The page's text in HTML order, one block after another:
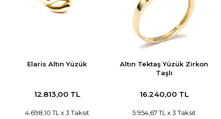
Elaris Altın Yüzük
12.813,00 TL
4.698,10 TL x 3 Taksit
Altın Tektaş Yüzük Zirkon
Taşlı
16.240,00 TL
5.954,67 TL x 3 Taksit